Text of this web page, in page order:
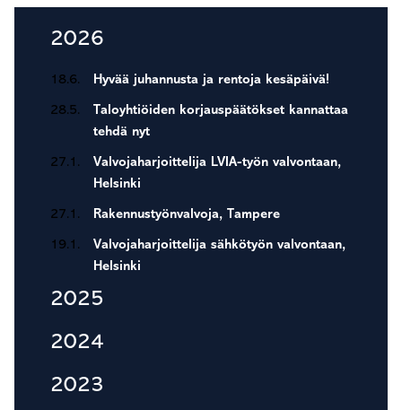
Ensisijainen
sivupalkki
2026
18.6. Hyvää juhannusta ja rentoja kesäpäivä!
28.5.
Taloyhtiöiden korjauspäätökset kannattaa
tehdä nyt
27.1.
Valvojaharjoittelija LVIA-työn valvontaan,
Helsinki
27.1. Rakennustyönvalvoja, Tampere
19.1.
Valvojaharjoittelija sähkötyön valvontaan,
Helsinki
2025
2024
2023